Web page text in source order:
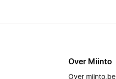
Over Miinto
Over miinto.be